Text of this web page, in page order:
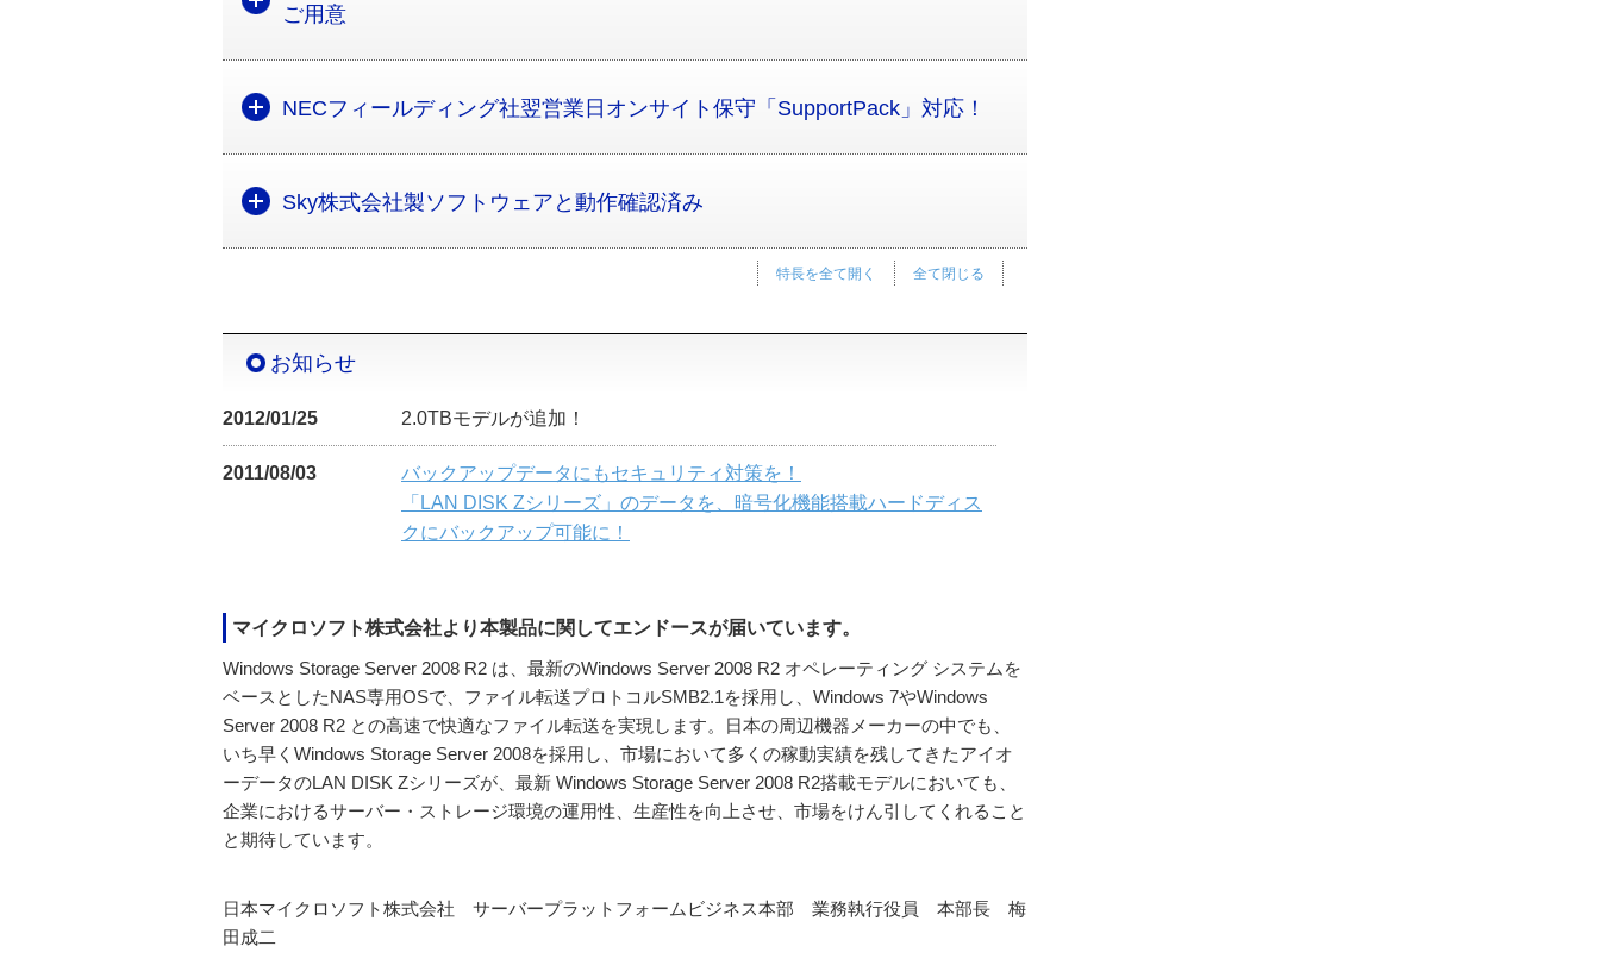
ご用意
NECフィールディング社翌営業日オンサイト保守「SupportPack」対応！
Sky株式会社製ソフトウェアと動作確認済み
全て閉じる
特長を全て開く
お知らせ
2012/01/25 2.0TBモデルが追加！
2011/08/03
バックアップデータにもセキュリティ対策を！
「LAN DISK Zシリーズ」のデータを、暗号化機能搭載ハードディス
クにバックアップ可能に！
マイクロソフト株式会社より本製品に関してエンドースが届いています。
Windows Storage Server 2008 R2 は、最新のWindows Server 2008 R2 オペレーティング システムを
ベースとしたNAS専用OSで、ファイル転送プロトコルSMB2.1を採用し、Windows 7やWindows
Server 2008 R2 との高速で快適なファイル転送を実現します。日本の周辺機器メーカーの中でも、
いち早くWindows Storage Server 2008を採用し、市場において多くの稼動実績を残してきたアイオ
ーデータのLAN DISK Zシリーズが、最新 Windows Storage Server 2008 R2搭載モデルにおいても、
企業におけるサーバー・ストレージ環境の運用性、生産性を向上させ、市場をけん引してくれること
と期待しています。
日本マイクロソフト株式会社 サーバープラットフォームビジネス本部 業務執行役員 本部長 梅
田成二